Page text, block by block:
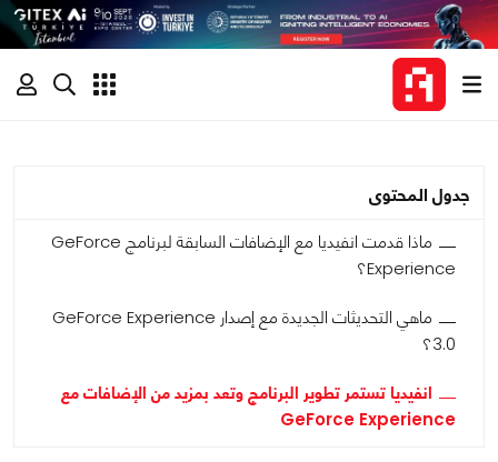
جدول المحتوى
ماذا قدمت انفيديا مع الإضافات السابقة لبرنامج GeForce
Experience؟
ماهي التحديثات الجديدة مع إصدار GeForce Experience
3.0؟
انفيديا تستمر تطوير البرنامج وتعد بمزيد من الإضافات مع
GeForce Experience